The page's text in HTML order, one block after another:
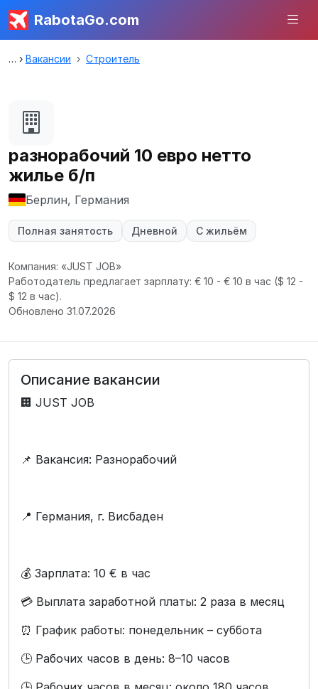
RabotaGo.com
Вакансии Строитель
разнорабочий 10 евро нетто
жилье б/п
Берлин, Германия
Полная занятость Дневной С жильём
Компания: «JUST JOB»
Работодатель предлагает зарплату: € 10 - € 10 в час ($ 12 -
$ 12 в час).
Обновлено 31.07.2026
Описание вакансии
🏢 JUST JOB
📌 Вакансия: Разнорабочий
📍 Германия, г. Висбаден
💰 Зарплата: 10 € в час
💳 Выплата заработной платы: 2 раза в месяц
⏰ График работы: понедельник – суббота
🕒 Рабочих часов в день: 8–10 часов